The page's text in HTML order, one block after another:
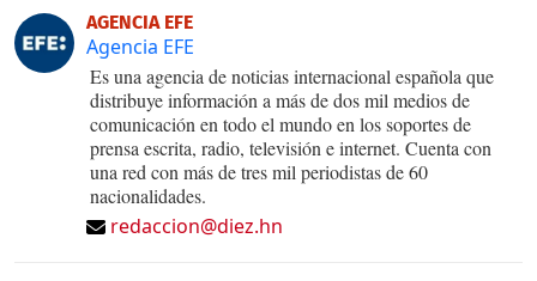
AGENCIA EFE
Agencia EFE
Es una agencia de noticias internacional española que
distribuye información a más de dos mil medios de
comunicación en todo el mundo en los soportes de
prensa escrita, radio, televisión e internet. Cuenta con
una red con más de tres mil periodistas de 60
nacionalidades.
redaccion@diez.hn